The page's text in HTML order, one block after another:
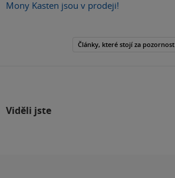
Mony Kasten jsou v prodeji!
Články, které stojí za pozornost
Viděli jste